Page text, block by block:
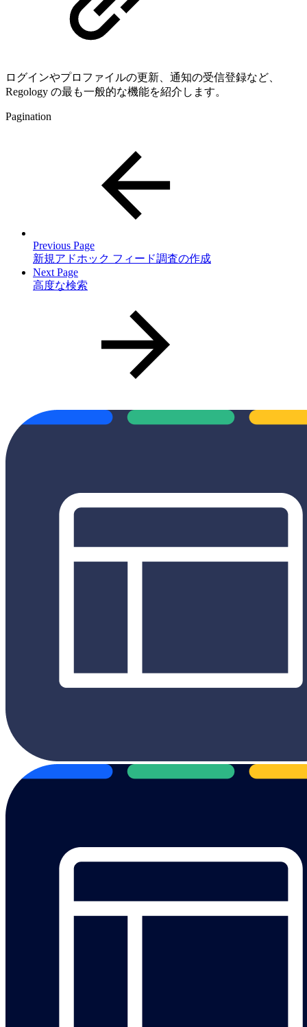
ログインやプロファイルの更新、通知の受信登録など、
Regology の最も一般的な機能を紹介します。
Pagination
Previous Page
新規アドホック フィード調査の作成
Next Page
高度な検索